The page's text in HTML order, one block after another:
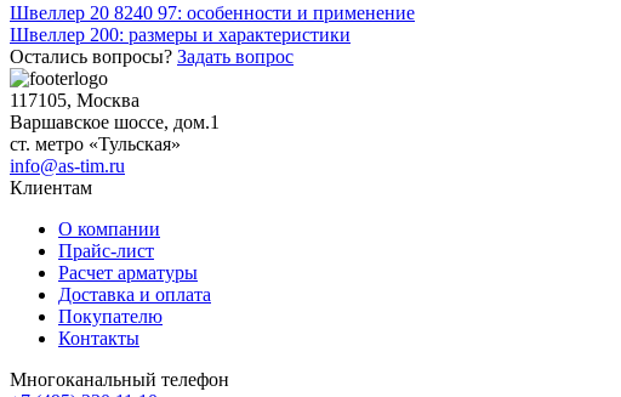
Навигация
по
записям
Швеллер 20 8240 97: особенности и применение
Швеллер 200: размеры и характеристики
Остались вопросы? Задать вопрос
117105, Москва
Варшавское шоссе, дом.1
ст. метро «Тульская»
info@as-tim.ru
Клиентам
О компании
Прайс-лист
Расчет арматуры
Доставка и оплата
Покупателю
Контакты
Многоканальный телефон